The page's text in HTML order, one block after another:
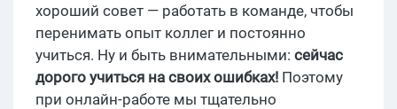
хороший совет — работать в команде, чтобы
перенимать опыт коллег и постоянно
учиться. Ну и быть внимательными: сейчас
дорого учиться на своих ошибках! Поэтому
при онлайн-работе мы тщательно